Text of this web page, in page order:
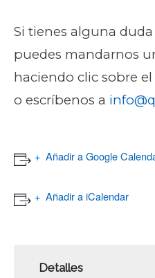
Si tienes alguna
puedes mandarnos
haciendo clic sobre
o escríbenos a
Añadir a Google
Añadir a iCalendar
Detalles